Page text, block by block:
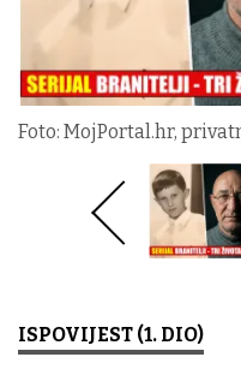
Foto: MojPortal.hr,
ISPOVIJEST (1. DIO)